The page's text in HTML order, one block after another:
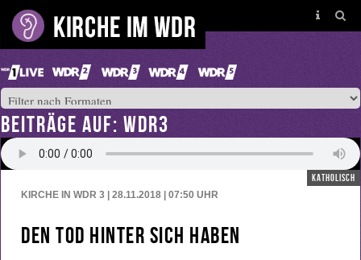
BEITRÄGE AUF: WDR3
katholisch
KIRCHE IN WDR 3 | 28.11.2018 | 07:50 UHR
Den Tod hinter sich haben